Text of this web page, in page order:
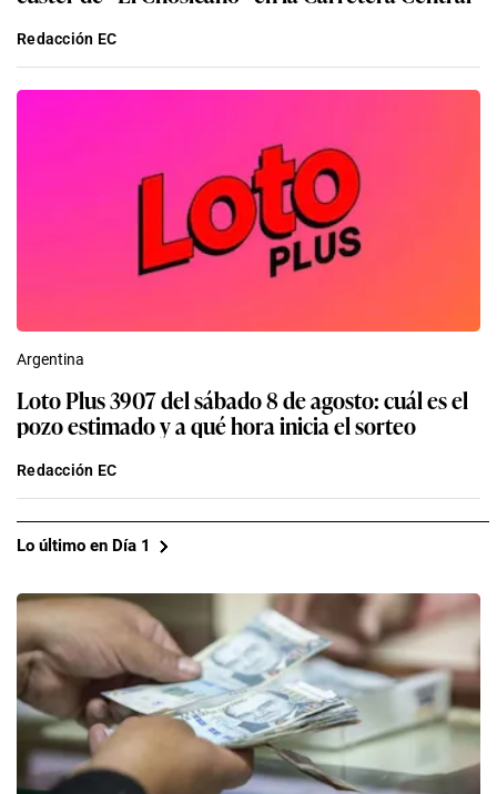
Redacción EC
Argentina
Loto Plus 3907 del sábado 8 de agosto: cuál es el
pozo estimado y a qué hora inicia el sorteo
Redacción EC
Lo último en Día 1